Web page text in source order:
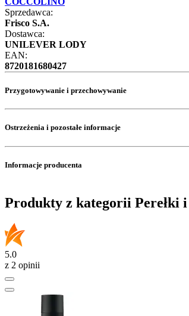
Sprzedawca:
Frisco S.A.
Dostawca:
UNILEVER LODY
EAN:
8720181680427
Przygotowywanie i przechowywanie
Ostrzeżenia i pozostałe informacje
Informacje producenta
Produkty z kategorii Perełki
5.0
z 2 opinii